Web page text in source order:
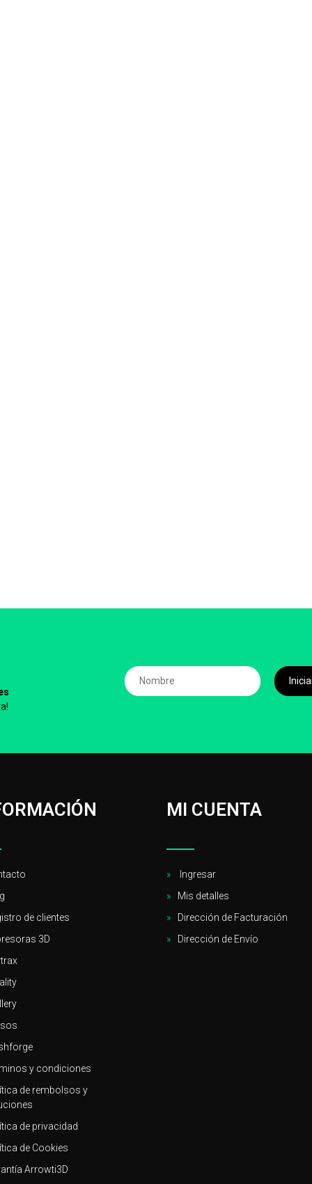
de clientes
3D
y condiciones
de rembolsos y
de privacidad
de Cookies
Arrowti3D
MI CUENTA
Ingresar
Mis detalles
Dirección de Facturación
Dirección de Envío